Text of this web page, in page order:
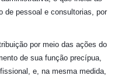
de pessoal e consultorias, por
por meio das ações do
de sua função precípua,
e, na mesma medida,